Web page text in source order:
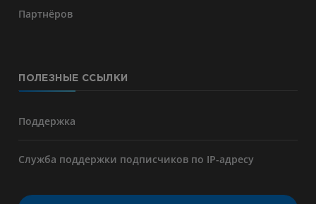
Партнёров
ПОЛЕЗНЫЕ ССЫЛКИ
Поддержка
Служба поддержки подписчиков по IP-адресу